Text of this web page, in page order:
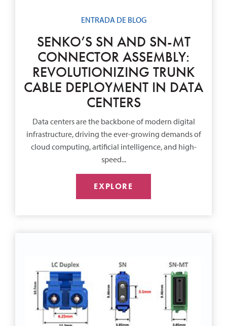
ENTRADA DE BLOG
SENKO’S SN AND SN-MT
CONNECTOR ASSEMBLY:
REVOLUTIONIZING TRUNK
CABLE DEPLOYMENT IN DATA
CENTERS
Data centers are the backbone of modern digital
infrastructure, driving the ever-growing demands of
cloud computing, artificial intelligence, and high-
speed...
EXPLORE